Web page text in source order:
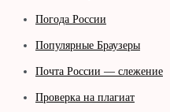
Погода России
Популярные Браузеры
Почта России — слежение
Проверка на плагиат